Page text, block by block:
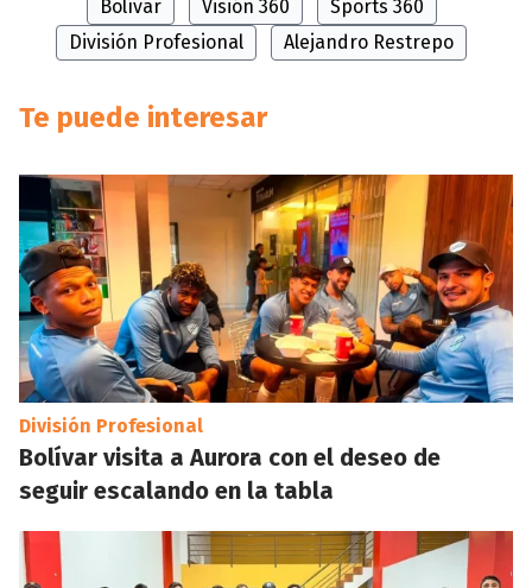
Bolívar Visión 360
Sports 360
División Profesional
Alejandro Restrepo
Te puede interesar
División Profesional
Bolívar visita a Aurora con el deseo de
seguir escalando en la tabla